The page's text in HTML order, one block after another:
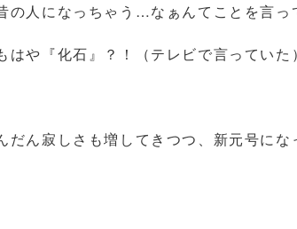
の人になっちゃう…なぁんてことを
は、もはや『化石』？！（テレビ
みません…。
ん寂しさも増してきつつ、新元号に